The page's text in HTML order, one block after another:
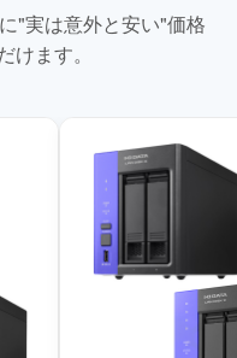
"実は意外と安い"価格
けます。